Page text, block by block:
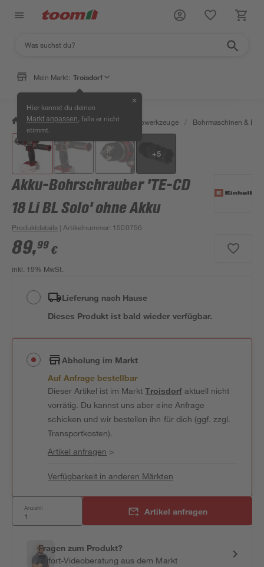
Mein Markt: Troisdorf
Hier kannst du deinen
Markt anpassen , falls er nicht
stimmt.
✕
/ Werkstatt & Maschinen / Elektrowerkzeuge / Bohrmaschinen &
+5
Akku-Bohrschrauber 'TE-CD
18 Li BL Solo' ohne Akku
Produktdetails | Artikelnummer: 1500756
89,99 €
inkl. 19% MwSt.
Lieferung nach Hause
Dieses Produkt ist bald wieder verfügbar.
Abholung im Markt
Auf Anfrage bestellbar
Dieser Artikel ist im MarktTroisdorfaktuell nicht
vorrätig. Du kannst uns aber eine Anfrage
schicken und wir bestellen ihn für dich (ggf. zzgl.
Transportkosten).
Artikel anfragen >
Verfügbarkeit in anderen Märkten
Anzahl: Artikel anfragen
Fragen zum Produkt?
Sofort-Videoberatung aus dem Markt